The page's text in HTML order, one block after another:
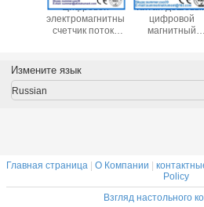
с
Цифровой
электромагнитный
счетчик потока
счетчик потока
Китай
цифровой
магнитный
Измените язык
Russian
Главная страница | О Компании |
Policy
Взгляд настольного